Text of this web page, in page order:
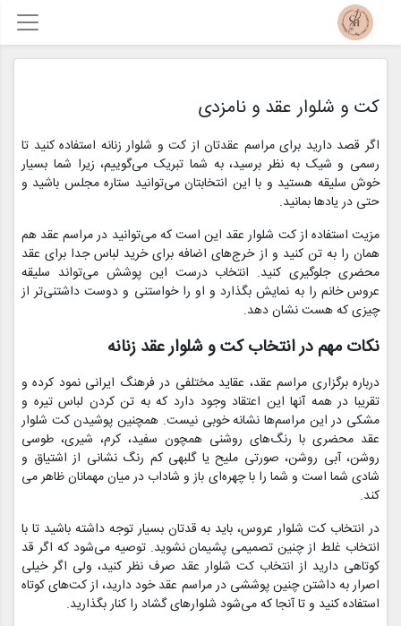
کت و شلوار عقد و نامزدی
اگر قصد دارید برای مراسم عقدتان از کت و شلوار زنانه استفاده کنید تا
رسمی و شیک به نظر برسید، به شما تبریک می‌گوییم، زیرا شما بسیار
خوش سلیقه هستید و با این انتخابتان می‌توانید ستاره مجلس باشید و
حتی در یادها بمانید.
مزیت استفاده از کت شلوار عقد این است که می‌توانید در مراسم عقد هم
همان را به تن کنید و از خرج‌های اضافه برای خرید لباس جدا برای عقد
محضری جلوگیری کنید. انتخاب درست این پوشش می‌تواند سلیقه
عروس خانم را به نمایش بگذارد و او را خواستنی و دوست داشتنی‌تر از
چیزی که هست نشان دهد.
نکات مهم در انتخاب کت و شلوار عقد زنانه
درباره برگزاری مراسم عقد، عقاید مختلفی در فرهنگ ایرانی نمود کرده و
تقریبا در همه آنها این اعتقاد وجود دارد که به تن کردن لباس تیره و
مشکی در این مراسم‌ها نشانه خوبی نیست. همچنین پوشیدن کت شلوار
عقد محضری با رنگ‌های روشنی همچون سفید، کرم، شیری، طوسی
روشن، آبی روشن، صورتی ملیح یا گلبهی کم رنگ نشانی از اشتیاق و
شادی شما است و شما را با چهره‌ای باز و شاداب در میان مهمانان ظاهر می
‌کند.
در انتخاب کت شلوار عروس، باید به قدتان بسیار توجه داشته باشید تا با
انتخاب غلط از چنین تصمیمی پشیمان نشوید. توصیه می‌شود که اگر قد
کوتاهی دارید از انتخاب کت شلوار عقد صرف نظر کنید، ولی اگر خیلی
اصرار به داشتن چنین پوششی در مراسم عقد خود دارید، از کت‌های کوتاه
استفاده کنید و تا آنجا که می‌شود شلوارهای گشاد را کنار بگذارید.